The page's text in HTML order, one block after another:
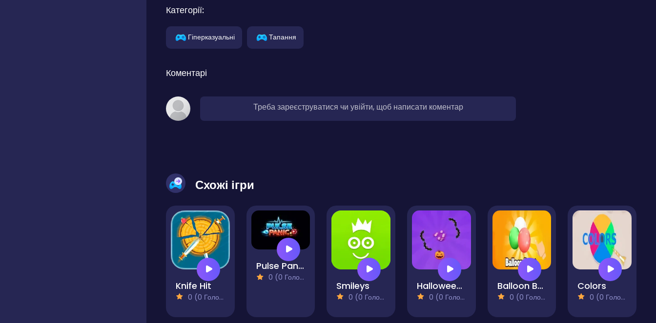
Категорії:
Гіперказуальні Тапання
Коментарі
Треба зареєструватися чи увійти, щоб написати коментар
Схожі ігри
Knife Hit
0 (0 Голосів)
Pulse Panic
0 (0 Голосів)
Smileys
0 (0 Голосів)
Halloween Idle Fly
0 (0 Голосів)
Balloon Burst
0 (0 Голосів)
Colors
0 (0 Голосів)